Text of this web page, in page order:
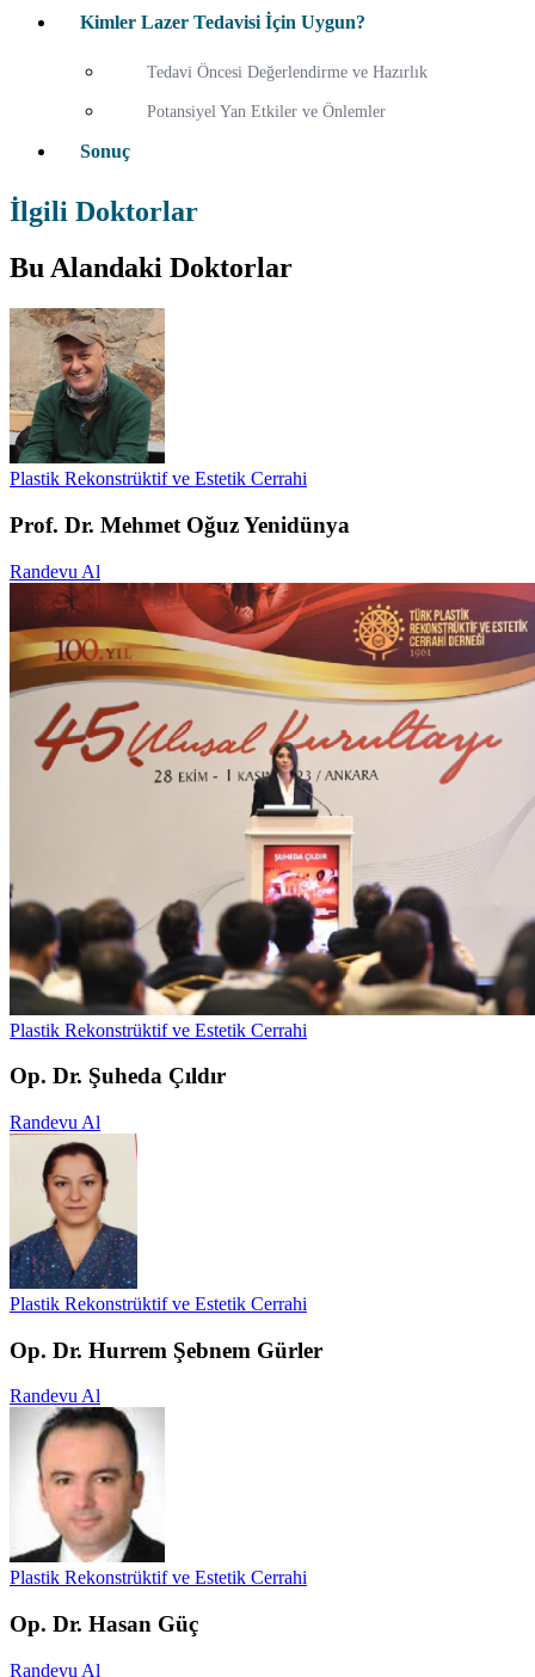
Kimler Lazer Tedavisi İçin Uygun?
Tedavi Öncesi Değerlendirme ve Hazırlık
Potansiyel Yan Etkiler ve Önlemler
Sonuç
İlgili Doktorlar
Bu Alandaki Doktorlar
Plastik Rekonstrüktif ve Estetik Cerrahi
Prof. Dr. Mehmet Oğuz Yenidünya
Randevu Al
Plastik Rekonstrüktif ve Estetik Cerrahi
Op. Dr. Şuheda Çıldır
Randevu Al
Plastik Rekonstrüktif ve Estetik Cerrahi
Op. Dr. Hurrem Şebnem Gürler
Randevu Al
Plastik Rekonstrüktif ve Estetik Cerrahi
Op. Dr. Hasan Güç
Randevu Al